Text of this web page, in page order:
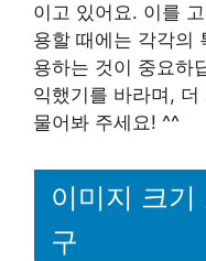
이고 있어요. 이를
용할 때에는 각각의
용하는 것이 중요하
익했기를 바라며,
물어봐 주세요! ^^
이미지 크기
구